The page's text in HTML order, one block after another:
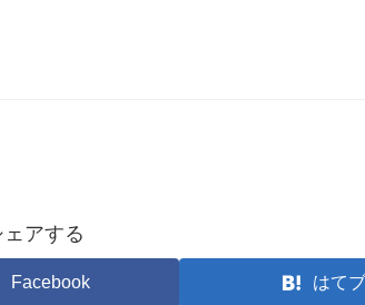
ェアする
Facebook はてブ